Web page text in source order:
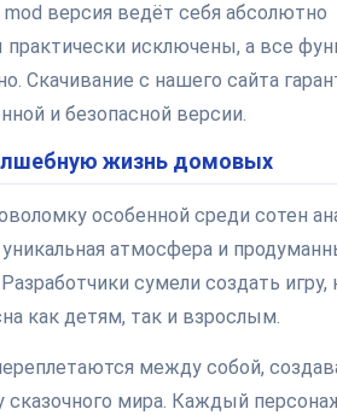
версия ведёт себя абсолютно
исключены, а все
Скачивание с нашего сайта
и безопасной версии.
жизнь домовых
особенной среди сотен
атмосфера и
сумели создать игру,
как детям, так и взрослым.
между собой,
сказочного мира. Каждый